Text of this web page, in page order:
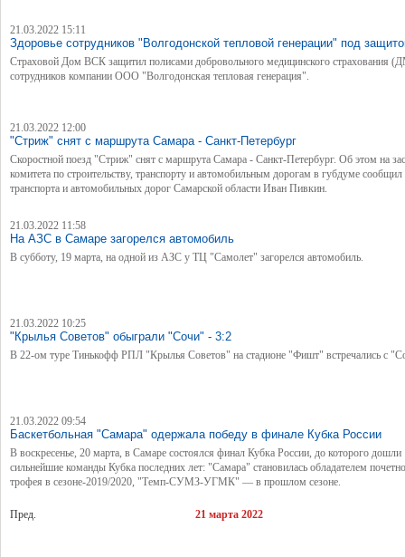
21.03.2022 15:11
Здоровье сотрудников "Волгодонской тепловой генерации" под
Страховой Дом ВСК защитил полисами добровольного медицинского страхования
сотрудников компании ООО "Волгодонская тепловая генерация".
21.03.2022 12:00
"Стриж" снят с маршрута Самара - Санкт-Петербург
Скоростной поезд "Стриж" снят с маршрута Самара - Санкт-Петербург. Об этом на
комитета по строительству, транспорту и автомобильным дорогам в губдуме
транспорта и автомобильных дорог Самарской области Иван Пивкин.
21.03.2022 11:58
На АЗС в Самаре загорелся автомобиль
В субботу, 19 марта, на одной из АЗС у ТЦ "Самолет" загорелся автомобиль.
21.03.2022 10:25
"Крылья Советов" обыграли "Сочи" - 3:2
В 22-ом туре Тинькофф РПЛ "Крылья Советов" на стадионе "Фишт" встречались с
21.03.2022 09:54
Баскетбольная "Самара" одержала победу в финале Кубка России
В воскресенье, 20 марта, в Самаре состоялся финал Кубка России, до которого дошли
сильнейшие команды Кубка последних лет: "Самара" становилась обладателем
трофея в сезоне-2019/2020, "Темп-СУМЗ-УГМК" — в прошлом сезоне.
Пред. 21 марта 2022